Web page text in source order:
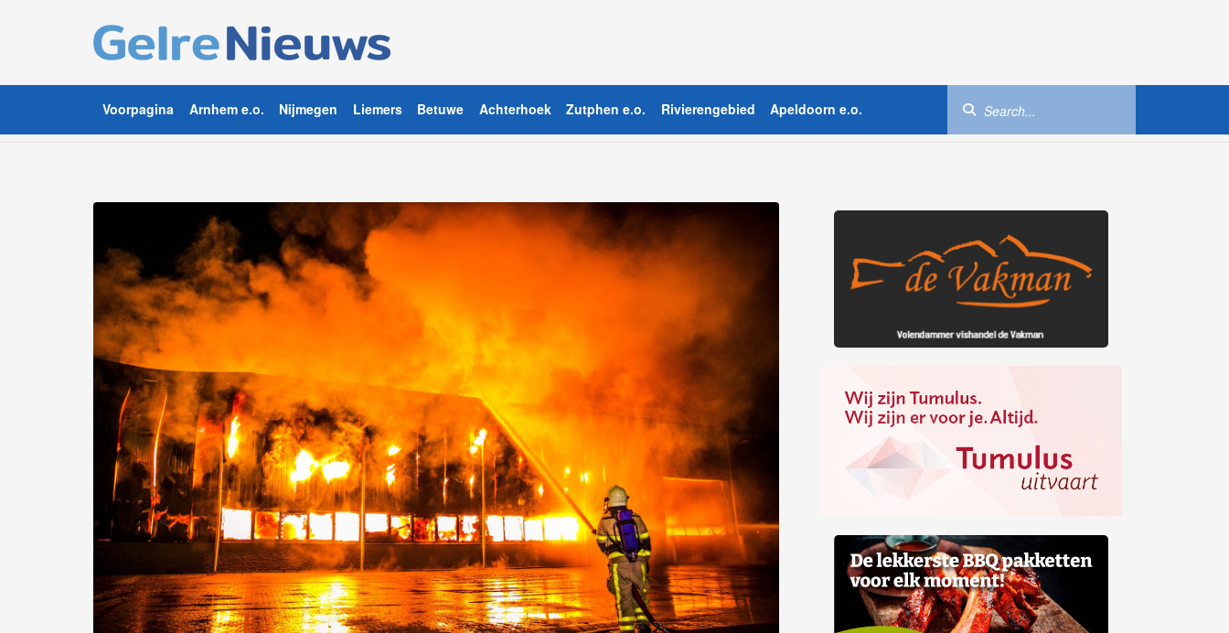
Voorpagina Arnhem e.o. Nijmegen Liemers Betuwe Achterhoek Zutphen e.o. Rivierengebied Apeldoorn e.o.